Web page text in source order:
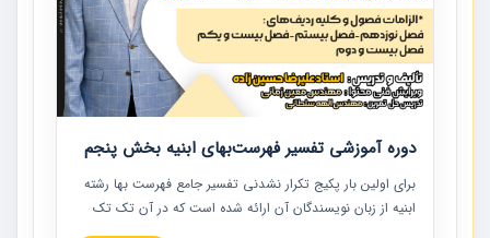
دوره آموزشی تفسیر فهرست‌بهای ابنیه بخش پنجم
برای اولین بار پکیج تکرار نشدنی تفسیر جامع فهرست بها رشته
ابنیه از زبان نویسندگان آن ارائه شده است که در آن تک تک
ردیف ها و مطالب فهرست بها تفسیر و ارائه شده است. این